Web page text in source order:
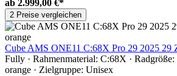
ab 2.999,00 €*
2 Preise vergleichen
Cube AMS ONE11 C:68X Pro 29 2025 29
Fully · Rahmenmaterial: C:68X ·
orange · Zielgruppe: Unisex